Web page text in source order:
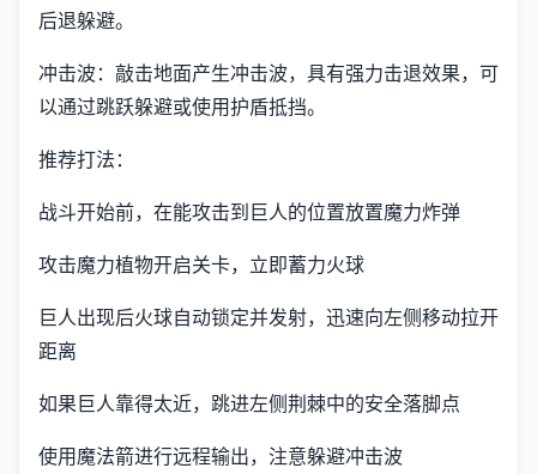
后退躲避。
冲击波：敲击地面产生冲击波，具有强力击退效果，可
以通过跳跃躲避或使用护盾抵挡。
推荐打法：
战斗开始前，在能攻击到巨人的位置放置魔力炸弹
攻击魔力植物开启关卡，立即蓄力火球
巨人出现后火球自动锁定并发射，迅速向左侧移动拉开
距离
如果巨人靠得太近，跳进左侧荆棘中的安全落脚点
使用魔法箭进行远程输出，注意躲避冲击波